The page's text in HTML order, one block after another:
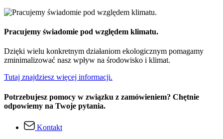
Pracujemy świadomie pod względem klimatu.
Dzięki wielu konkretnym działaniom ekologicznym pomagamy
zminimalizować nasz wpływ na środowisko i klimat.
Tutaj znajdziesz więcej informacji.
Potrzebujesz pomocy w związku z zamówieniem? Chętnie
odpowiemy na Twoje pytania.
Kontakt